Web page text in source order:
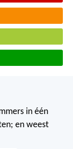
in één
en weest